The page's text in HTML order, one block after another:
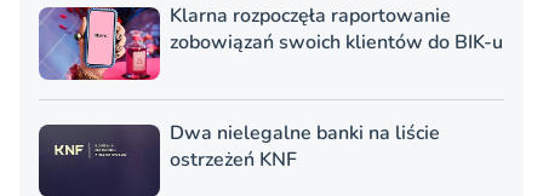
Klarna rozpoczęła raportowanie
zobowiązań swoich klientów do BIK-u
Dwa nielegalne banki na liście
ostrzeżeń KNF